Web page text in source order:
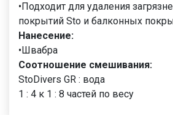
•Подходит для удаления
покрытий Sto и балконных
Нанесение:
•Швабра
Соотношение смешивания:
StoDivers GR : вода
1 : 4 к 1 : 8 частей по весу